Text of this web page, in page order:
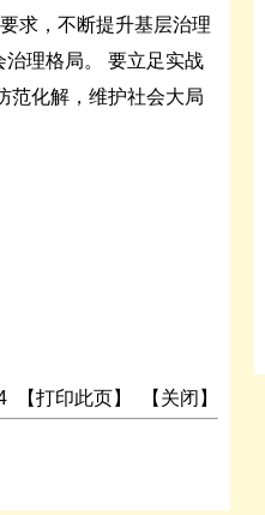
求，不断提升基层治理
理格局。 要立足实战
范化解，维护社会大局
【打印此页】 【 关闭 】